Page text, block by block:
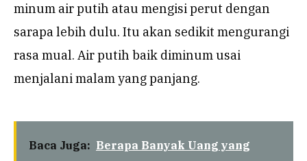
minum air putih atau mengisi perut dengan
sarapa lebih dulu. Itu akan sedikit mengurangi
rasa mual. Air putih baik diminum usai
menjalani malam yang panjang.
Baca Juga: Berapa Banyak Uang yang